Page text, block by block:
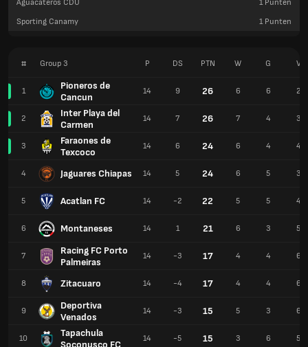
Aguacateros CDU
1 Punten
Sporting Canamy
1 Punten
# Group 3
1
Pioneros de
Cancun
2
Inter Playa del
Carmen
3
Faraones de
Texcoco
4 Jaguares Chiapas
5 Acatlan FC
6 Montaneses
7
Racing FC Porto
Palmeiras
8 Zitacuaro
9
Deportiva
Venados
10
Tapachula
Soconusco FC
P DS PTN W G V
14 9 26 6 6 2
14 7 26 7 4 3
14 6 24 6 4 4
14 5 24 6 5 3
14 -2 22 5 5 4
14 1 21 6 3 5
14 -3 17 4 4 6
14 -4 17 4 4 6
14 -3 15 5 3 6
14 -5 15 3 6 5